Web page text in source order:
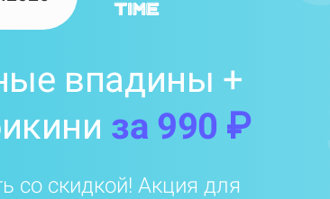
впадины +
за 990 ₽
со скидкой! Акция для